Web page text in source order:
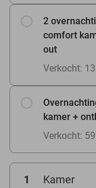
2
comfort
out
Verkocht:
kamer +
Verkocht:
1 Kamer